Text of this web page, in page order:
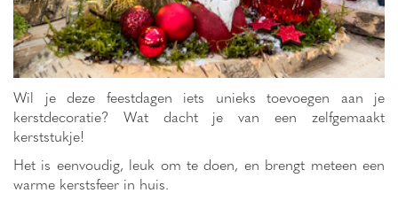
Wil je deze feestdagen iets unieks toevoegen aan je
kerstdecoratie? Wat dacht je van een zelfgemaakt
kerststukje!
Het is eenvoudig, leuk om te doen, en brengt meteen een
warme kerstsfeer in huis.